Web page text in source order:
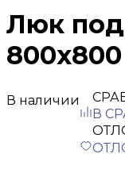
Люк
В наличии
В